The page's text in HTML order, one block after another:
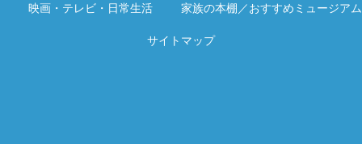
映画・テレビ・日常生活 家族の本棚／おすすめミュージアム
サイトマップ